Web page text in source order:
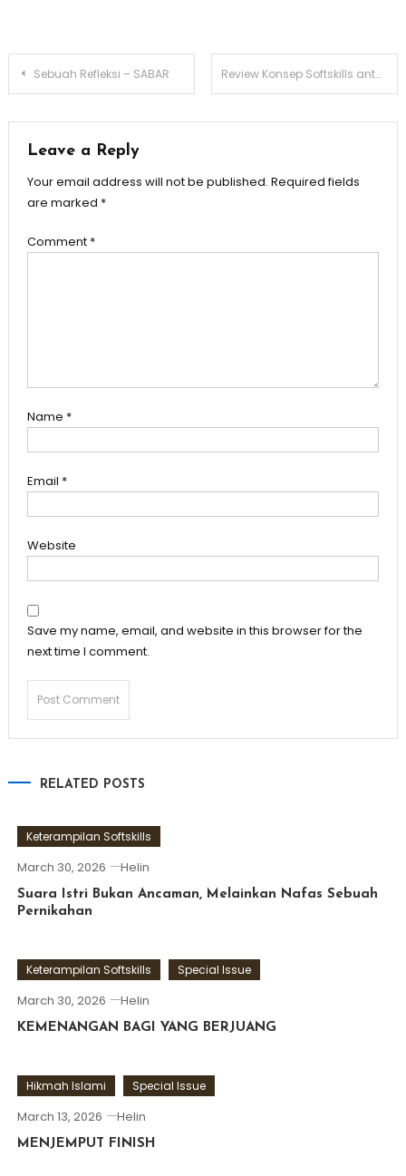
Post
Sebuah Refleksi – SABAR Review Konsep Softskills antara tahun 1950-2023 dan Pemikiran Kritis Bagi Perkembangannya
Leave a Reply
Your email address will not be published. Required fields
are marked *
Comment *
Name *
Email *
Website
Save my name, email, and website in this browser for the
next time I comment.
RELATED POSTS
Keterampilan Softskills
March 30, 2026 Helin
Suara Istri Bukan Ancaman, Melainkan Nafas Sebuah
Pernikahan
Keterampilan Softskills Special Issue
March 30, 2026 Helin
KEMENANGAN BAGI YANG BERJUANG
Hikmah Islami Special Issue
March 13, 2026 Helin
MENJEMPUT FINISH